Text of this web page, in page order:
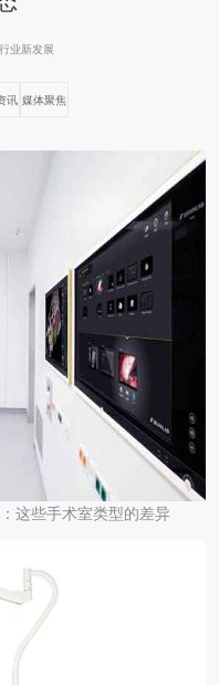
业新发展
讯 媒体聚焦
这些手术室类型的差异